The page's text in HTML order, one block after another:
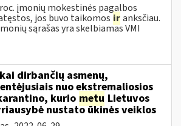
įmonių mokestinės pagalbos
jos buvo taikomos iranksčiau.
sąrašas yra skelbiamas VMI
dirbančių asmenų,
nuo ekstremaliosios
kurio metu Lietuvos
nustato ūkinės veiklos